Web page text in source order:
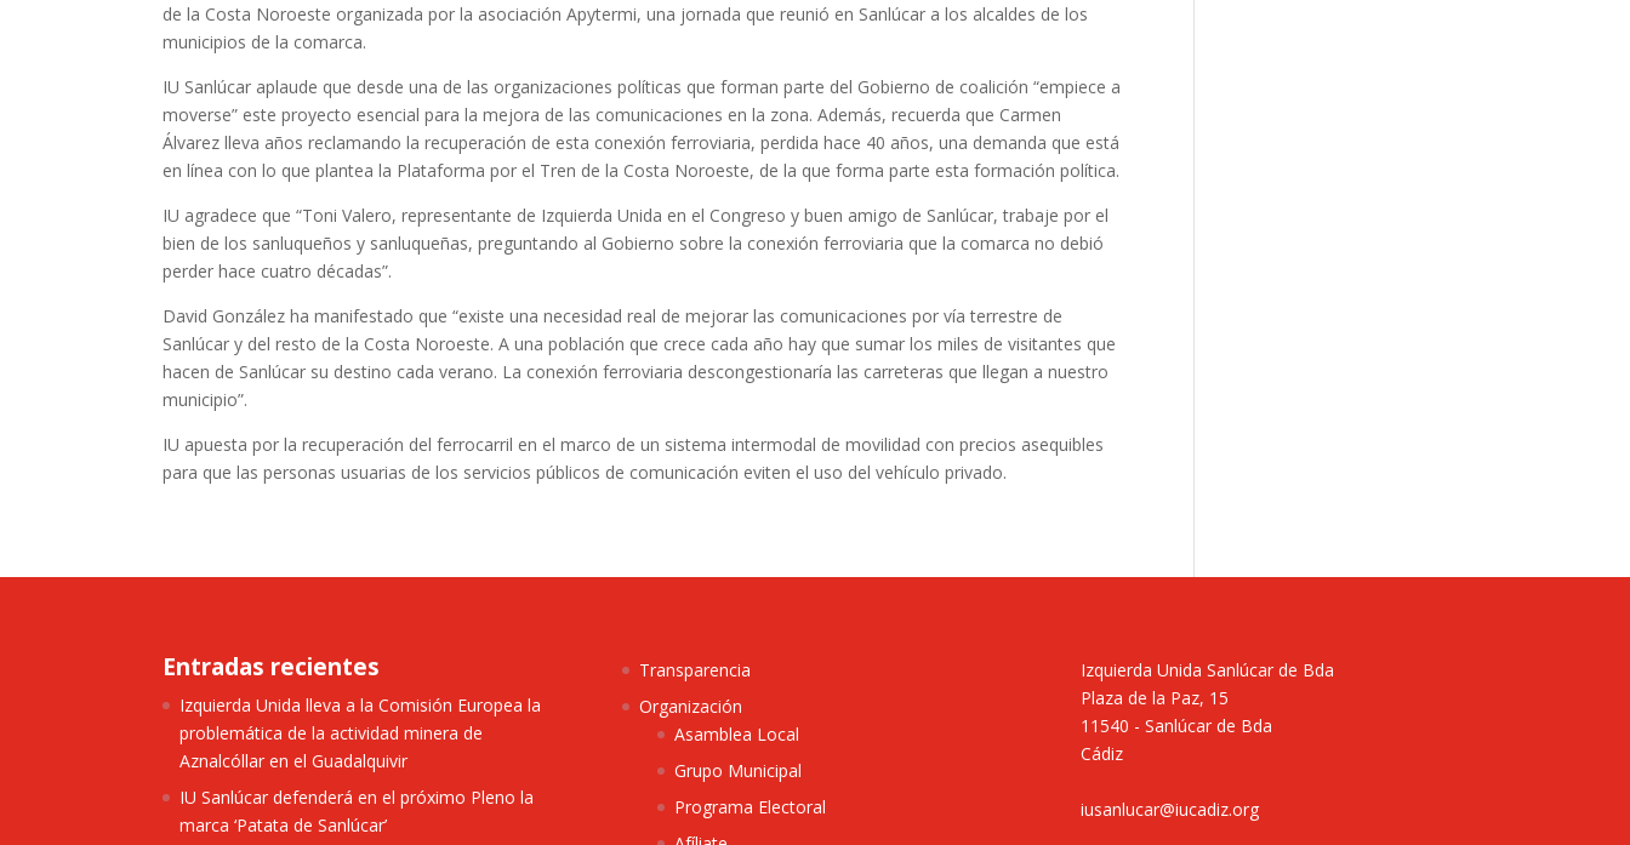
de la Costa Noroeste organizada por la asociación Apytermi, una jornada que reunió en Sanlúcar a los alcaldes de los
municipios de la comarca.
IU Sanlúcar aplaude que desde una de las organizaciones políticas que forman parte del Gobierno de coalición “empiece a
moverse” este proyecto esencial para la mejora de las comunicaciones en la zona. Además, recuerda que Carmen
Álvarez lleva años reclamando la recuperación de esta conexión ferroviaria, perdida hace 40 años, una demanda que está
en línea con lo que plantea la Plataforma por el Tren de la Costa Noroeste, de la que forma parte esta formación política.
IU agradece que “Toni Valero, representante de Izquierda Unida en el Congreso y buen amigo de Sanlúcar, trabaje por el
bien de los sanluqueños y sanluqueñas, preguntando al Gobierno sobre la conexión ferroviaria que la comarca no debió
perder hace cuatro décadas”.
David González ha manifestado que “existe una necesidad real de mejorar las comunicaciones por vía terrestre de
Sanlúcar y del resto de la Costa Noroeste. A una población que crece cada año hay que sumar los miles de visitantes que
hacen de Sanlúcar su destino cada verano. La conexión ferroviaria descongestionaría las carreteras que llegan a nuestro
municipio”.
IU apuesta por la recuperación del ferrocarril en el marco de un sistema intermodal de movilidad con precios asequibles
para que las personas usuarias de los servicios públicos de comunicación eviten el uso del vehículo privado.
Entradas recientes
Izquierda Unida lleva a la Comisión Europea la
problemática de la actividad minera de
Aznalcóllar en el Guadalquivir
IU Sanlúcar defenderá en el próximo Pleno la
marca ‘Patata de Sanlúcar’
Transparencia
Organización
Asamblea Local
Grupo Municipal
Programa Electoral
Izquierda Unida Sanlúcar de Bda
Plaza de la Paz, 15
11540 - Sanlúcar de Bda
Cádiz
iusanlucar@iucadiz.org